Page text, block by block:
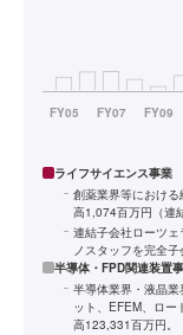
ライフサイエンス事業
創薬業界等におけ
高1,074百万円（連
連結子会社ローツ
ノスタッフを完全
半導体・FPD関連装置
半導体業界・液晶
ット、EFEM、ロー
高123,331百万円。